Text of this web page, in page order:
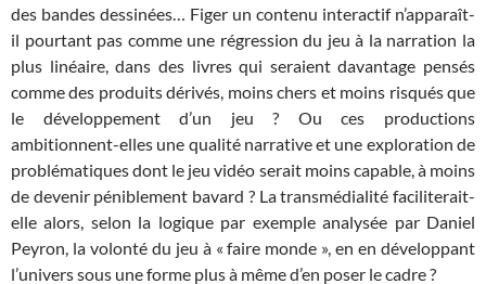
des bandes dessinées… Figer un contenu interactif n’apparaît-
il pourtant pas comme une régression du jeu à la narration la
plus linéaire, dans des livres qui seraient davantage pensés
comme des produits dérivés, moins chers et moins risqués que
le développement d’un jeu ? Ou ces productions
ambitionnent-elles une qualité narrative et une exploration de
problématiques dont le jeu vidéo serait moins capable, à moins
de devenir péniblement bavard ? La transmédialité faciliterait-
elle alors, selon la logique par exemple analysée par Daniel
Peyron, la volonté du jeu à « faire monde », en en développant
l’univers sous une forme plus à même d’en poser le cadre ?